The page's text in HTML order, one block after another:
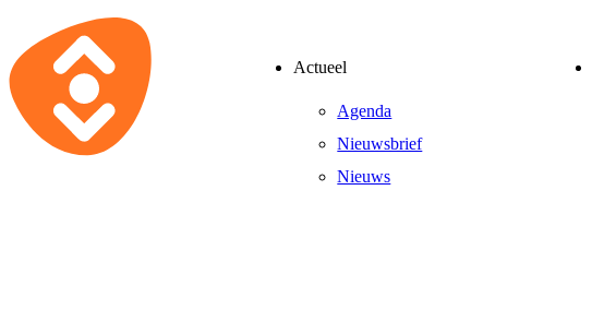
Actueel
Agenda
Nieuwsbrief
Nieuws